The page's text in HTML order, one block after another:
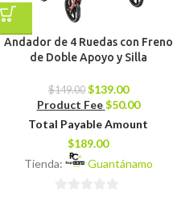
Andador de 4 Ruedas con Freno
de Doble Apoyo y Silla
$149.00 $139.00
Product Fee $50.00
Total Payable Amount
$189.00
Tienda:
Guantánamo